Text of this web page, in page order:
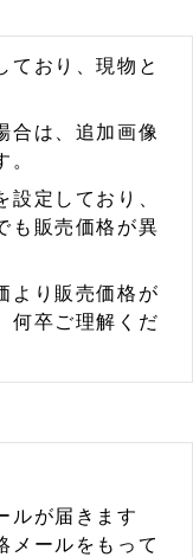
ており、現物と
合は、追加画像
。
設定しており、
も販売価格が異
より販売価格が
何卒ご理解くだ
ルが届きます
メールをもって